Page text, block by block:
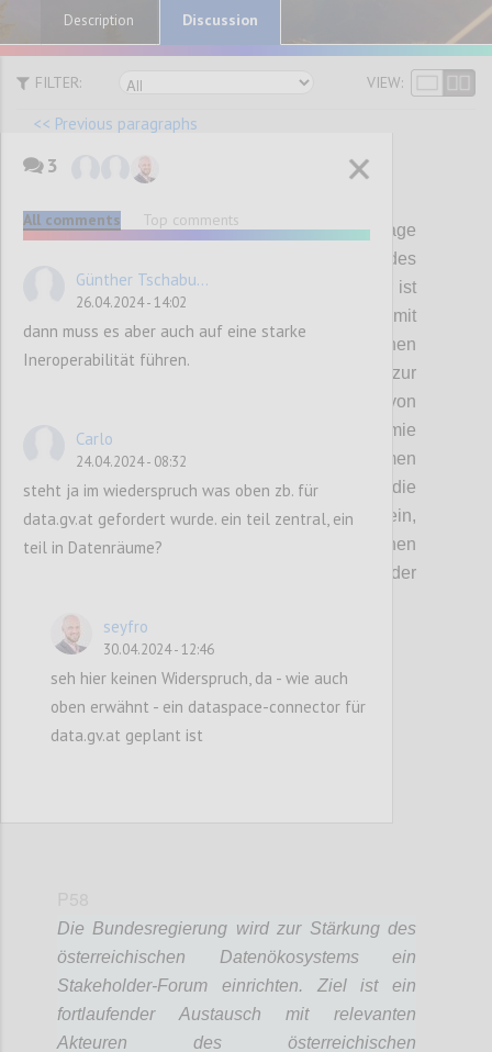
Description Discussion
FILTER: VIEW:
<< Previous paragraphs
Die Datenstrategie bildet die Grundlage
künftiger Aktivitäten zur Stärkung des
österreichischen Datenökosystems. Hierfür ist
es wichtig, einen fortlaufenden Dialog mit
relevanten Akteuren des österreichischen
Datenökosystems zu etablieren. Dies soll zur
adäquaten Ausgestaltung von
Rahmenbedingungen für die Datenökonomie
bzw. die Entwicklung von Datenräumen
beitragen. Zu diesem Zweck richtet die
Bundesregierung ein Stakeholder-Forum ein,
um einen regelmäßigen Austausch zwischen
Akteuren des Datenökosystems und der
Die Bundesregierung wird zur Stärkung des
österreichischen Datenökosystems ein
Stakeholder-Forum einrichten. Ziel ist ein
fortlaufender Austausch mit relevanten
Akteuren des österreichischen
3
All comments Top comments
Günther Tschabu...
26.04.2024 - 14:02
dann muss es aber auch auf eine starke
Ineroperabilität führen.
Carlo
24.04.2024 - 08:32
steht ja im wiederspruch was oben zb. für
data.gv.at gefordert wurde. ein teil zentral, ein
teil in Datenräume?
seyfro
30.04.2024 - 12:46
seh hier keinen Widerspruch, da - wie auch
oben erwähnt - ein dataspace-connector für
data.gv.at geplant ist